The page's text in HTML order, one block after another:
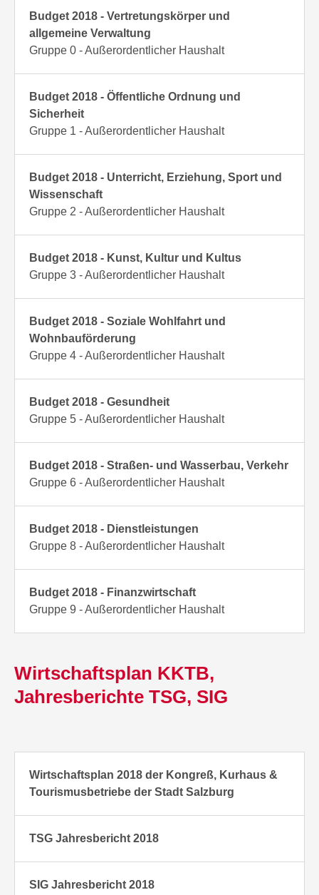
Budget 2018 - Vertretungskörper und
allgemeine Verwaltung
Gruppe 0 - Außerordentlicher Haushalt
Budget 2018 - Öffentliche Ordnung und
Sicherheit
Gruppe 1 - Außerordentlicher Haushalt
Budget 2018 - Unterricht, Erziehung, Sport und
Wissenschaft
Gruppe 2 - Außerordentlicher Haushalt
Budget 2018 - Kunst, Kultur und Kultus
Gruppe 3 - Außerordentlicher Haushalt
Budget 2018 - Soziale Wohlfahrt und
Wohnbauförderung
Gruppe 4 - Außerordentlicher Haushalt
Budget 2018 - Gesundheit
Gruppe 5 - Außerordentlicher Haushalt
Budget 2018 - Straßen- und Wasserbau, Verkehr
Gruppe 6 - Außerordentlicher Haushalt
Budget 2018 - Dienstleistungen
Gruppe 8 - Außerordentlicher Haushalt
Budget 2018 - Finanzwirtschaft
Gruppe 9 - Außerordentlicher Haushalt
Wirtschaftsplan KKTB,
Jahresberichte TSG, SIG
Wirtschaftsplan 2018 der Kongreß, Kurhaus &
Tourismusbetriebe der Stadt Salzburg
TSG Jahresbericht 2018
SIG Jahresbericht 2018